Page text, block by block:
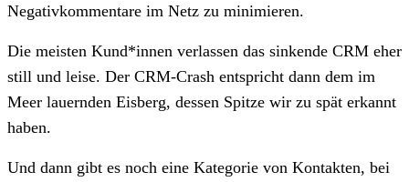
Negativkommentare im Netz zu minimieren.
Die meisten Kund*innen verlassen das sinkende CRM eher
still und leise. Der CRM-Crash entspricht dann dem im
Meer lauernden Eisberg, dessen Spitze wir zu spät erkannt
haben.
Und dann gibt es noch eine Kategorie von Kontakten, bei